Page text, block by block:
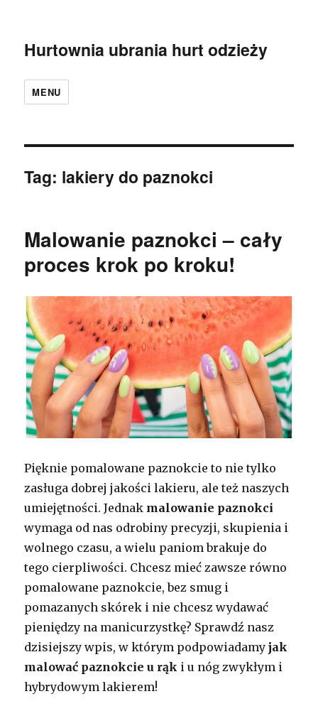
Hurtownia ubrania hurt odzieży
MENU
Tag: lakiery do paznokci
Malowanie paznokci – cały
proces krok po kroku!
Pięknie pomalowane paznokcie to nie tylko
zasługa dobrej jakości lakieru, ale też naszych
umiejętności. Jednak malowanie paznokci
wymaga od nas odrobiny precyzji, skupienia i
wolnego czasu, a wielu paniom brakuje do
tego cierpliwości. Chcesz mieć zawsze równo
pomalowane paznokcie, bez smug i
pomazanych skórek i nie chcesz wydawać
pieniędzy na manicurzystkę? Sprawdź nasz
dzisiejszy wpis, w którym podpowiadamyjak
malować paznokcie u rąk i u nóg zwykłym i
hybrydowym lakierem!